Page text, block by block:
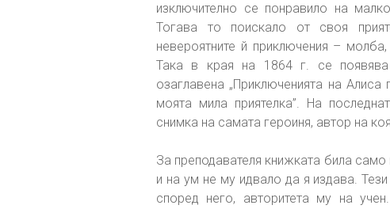
изключително се понравило на
Тогава то поискало от своя
невероятните й приключения –
Така в края на 1864 г. се
озаглавена „Приключенията на
моята мила приятелка”. На
снимка на самата героиня, автор на
За преподавателя книжката била
и на ум не му идвало да я издава.
според него, авторитета му на